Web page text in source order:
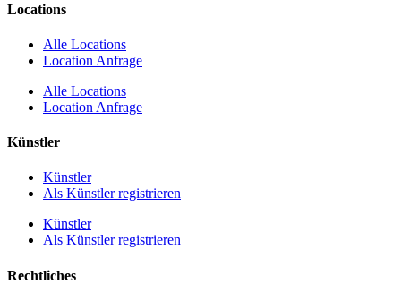
Locations
Alle Locations
Location Anfrage
Alle Locations
Location Anfrage
Künstler
Künstler
Als Künstler registrieren
Künstler
Als Künstler registrieren
Rechtliches